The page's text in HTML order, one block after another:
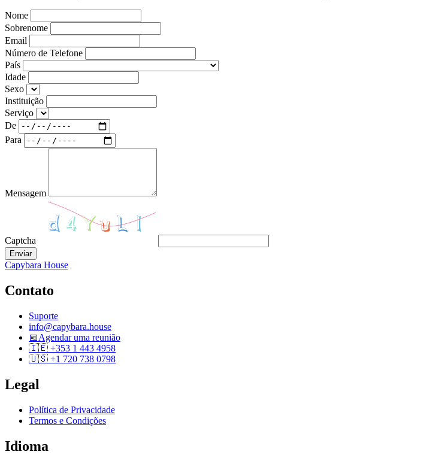
Nome
Sobrenome
Email
Número de Telefone
País
Idade
Sexo
Instituição
Serviço
De
Para
Mensagem
Captcha
Enviar
Capybara House
Contato
Suporte
info@capybara.house
📅Agendar uma reunião
🇮🇪 +353 1 443 4958
🇺🇸 +1 720 738 0798
Legal
Política de Privacidade
Termos e Condições
Idioma